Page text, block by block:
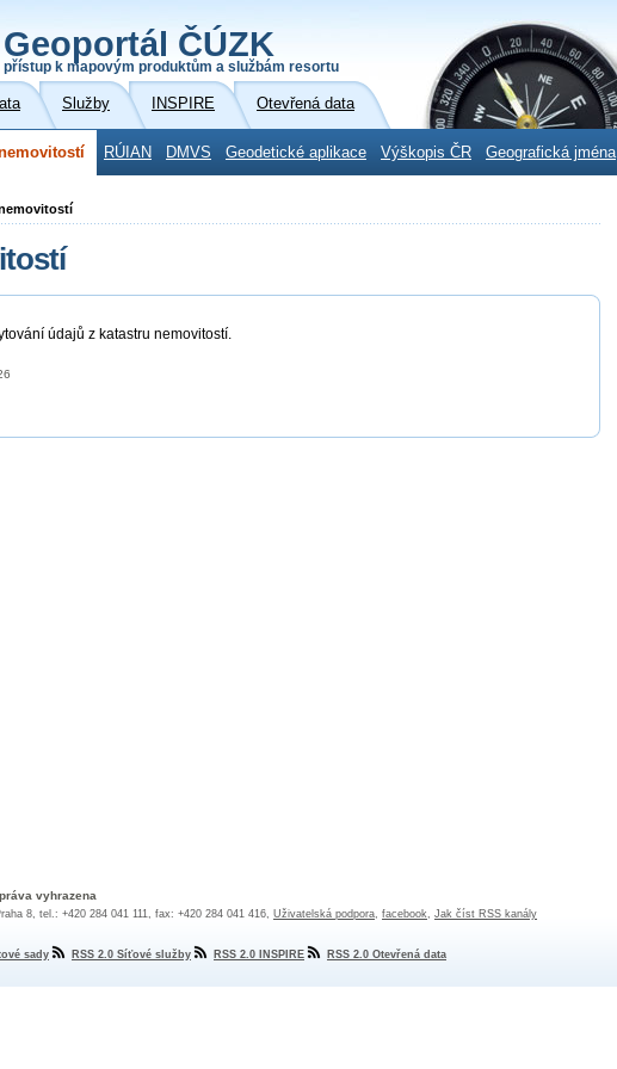
Geoportál ČÚZK
přístup k mapovým produktům a službám resortu
Služby INSPIRE Otevřená data
RÚIAN DMVS Geodetické aplikace Výškopis ČR Geografická jména
údajů z katastru nemovitostí.
vyhrazena
8, tel.: +420 284 041 111, fax: +420 284 041 416, Uživatelská podpora, facebook, Jak číst RSS kanály
sady RSS 2.0 Síťové služby RSS 2.0 INSPIRE RSS 2.0 Otevřená data